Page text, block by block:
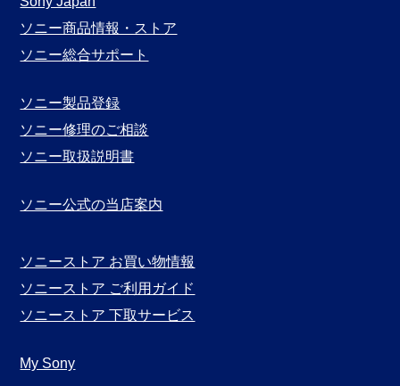
ソニー商品情報・ストア
ソニー総合サポート
ソニー製品登録
ソニー修理のご相談
ソニー取扱説明書
ソニー公式の当店案内
ソニーストア お買い物情報
ソニーストア ご利用ガイド
ソニーストア 下取サービス
My Sony